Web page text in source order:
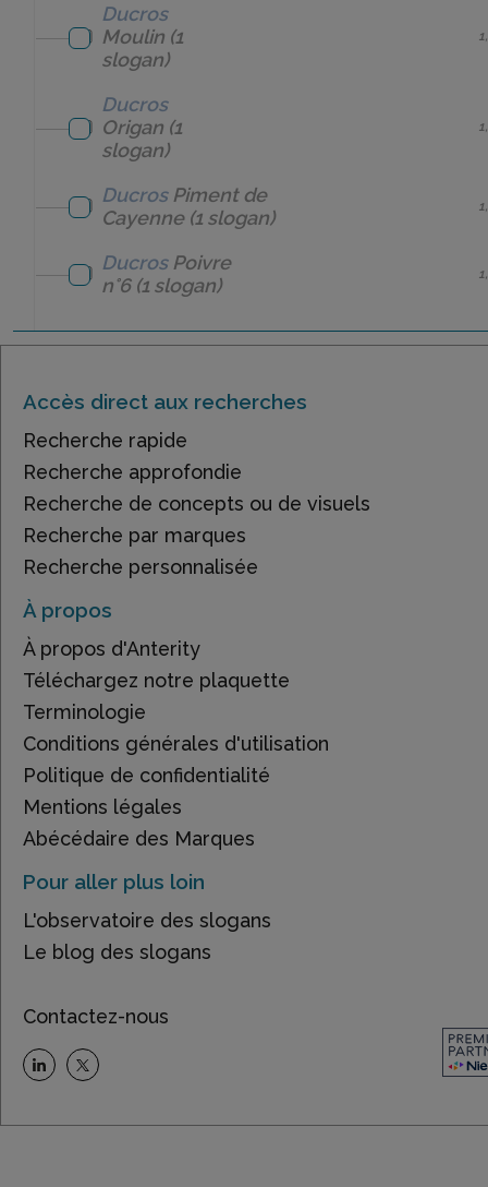
Ducros
Moulin (1
slogan)
Ducros
Origan (1
slogan)
Ducros Piment de
Cayenne(1 slogan)
Ducros Poivre
n°6(1 slogan)
Accès direct aux recherches
Recherche rapide
Recherche approfondie
Recherche de concepts ou de visuels
Recherche par marques
Recherche personnalisée
À propos
À propos d'Anterity
Téléchargez notre plaquette
Terminologie
Conditions générales d'utilisation
Politique de confidentialité
Mentions légales
Abécédaire des Marques
Pour aller plus loin
L'observatoire des slogans
Le blog des slogans
Contactez-nous